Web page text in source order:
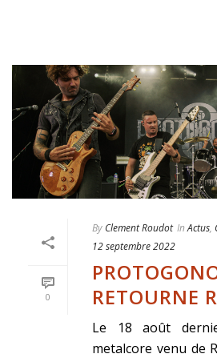
0
By Clement Roudot In Actus,
12 septembre 2022
RETOURNE
Le 18 août
metalcore venu de